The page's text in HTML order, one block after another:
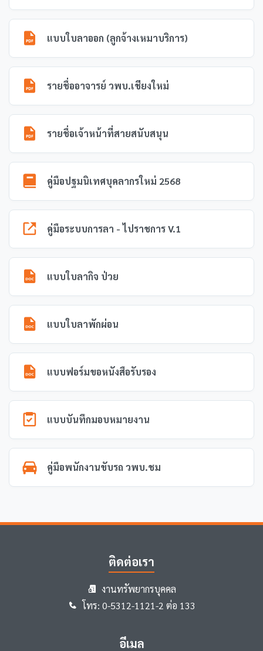
แบบใบลาออก (ลูกจ้างเหมาบริการ)
รายชื่ออาจารย์ วพบ.เชียงใหม่
รายชื่อเจ้าหน้าที่สายสนับสนุน
คู่มือปฐมนิเทศบุคลากรใหม่ 2568
คู่มือระบบการลา - ไปราชการ V.1
แบบใบลากิจ ป่วย
แบบใบลาพักผ่อน
แบบฟอร์มขอหนังสือรับรอง
แบบบันทึกมอบหมายงาน
คู่มือพนักงานขับรถ วพบ.ชม
ติดต่อเรา
งานทรัพยากรบุคคล
โทร: 0-5312-1121-2 ต่อ 133
อีเมล